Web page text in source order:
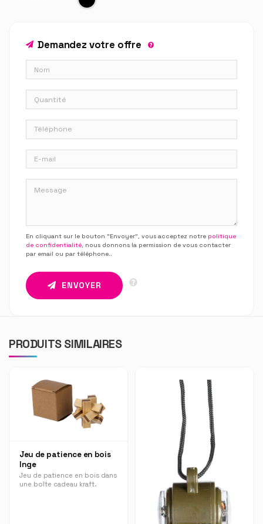
Demandez votre offre
En cliquant sur le bouton “Envoyer”, vous acceptez notre politique
de confidentialité, nous donnons la permission de vous contacter
par email ou par téléphone..
ENVOYER
PRODUITS SIMILAIRES
Jeu de patience en bois
Inge
Jeu de patience en bois dans
une boîte cadeau kraft.